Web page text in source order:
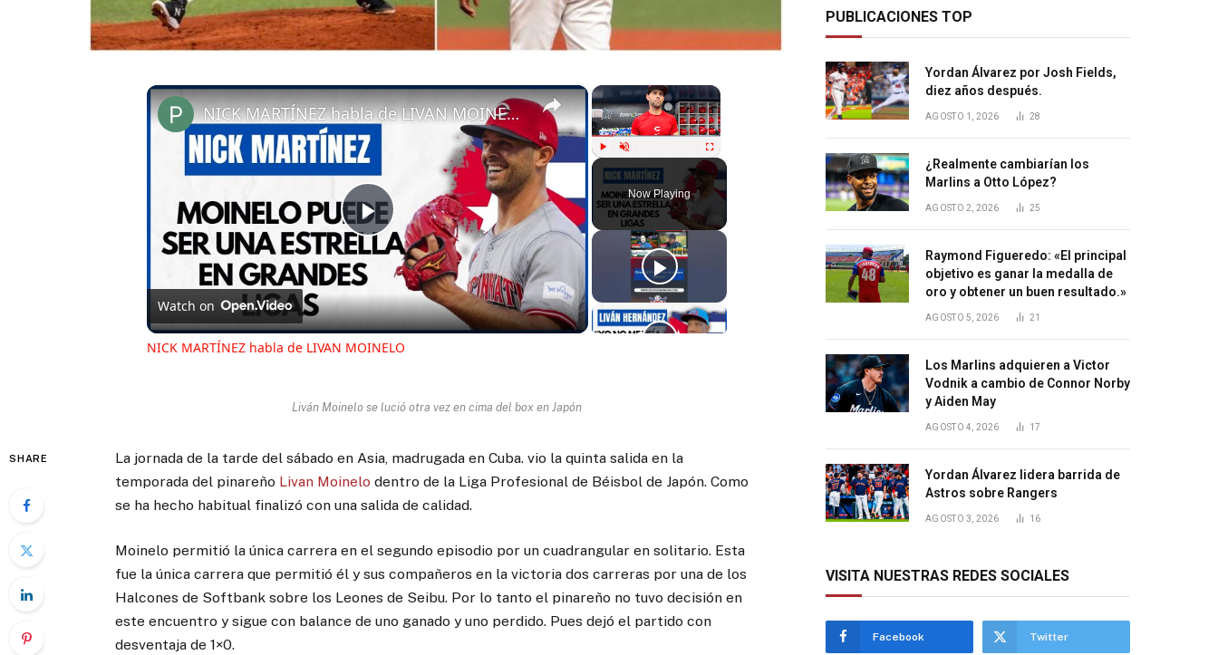
×
Play Unmute Fullscreen
Now Playing
×
Play
Video
NICK MARTÍNEZ habla de LIVAN MOINELO
Watch on
NICK MARTÍNEZ habla de LIVAN MOINELO
Liván Moinelo se lució otra vez en cima del box en Japón
SHARE
La jornada de la tarde del sábado en Asia, madrugada en Cuba. vio la quinta salida en la
temporada del pinareño Livan Moinelo dentro de la Liga Profesional de Béisbol de Japón. Como
se ha hecho habitual finalizó con una salida de calidad.
Moinelo permitió la única carrera en el segundo episodio por un cuadrangular en solitario. Esta
fue la única carrera que permitió él y sus compañeros en la victoria dos carreras por una de los
Halcones de Softbank sobre los Leones de Seibu. Por lo tanto el pinareño no tuvo decisión en
este encuentro y sigue con balance de uno ganado y uno perdido. Pues dejó el partido con
desventaja de 1×0.
PUBLICACIONES TOP
Yordan Álvarez por Josh Fields,
diez años después.
AGOSTO 1, 2026 28
¿Realmente cambiarían los
Marlins a Otto López?
AGOSTO 2, 2026 25
Raymond Figueredo: «El principal
objetivo es ganar la medalla de
oro y obtener un buen resultado.»
AGOSTO 5, 2026 21
Los Marlins adquieren a Victor
Vodnik a cambio de Connor Norby
y Aiden May
AGOSTO 4, 2026 17
Yordan Álvarez lidera barrida de
Astros sobre Rangers
AGOSTO 3, 2026 16
VISITA NUESTRAS REDES SOCIALES
Facebook Twitter